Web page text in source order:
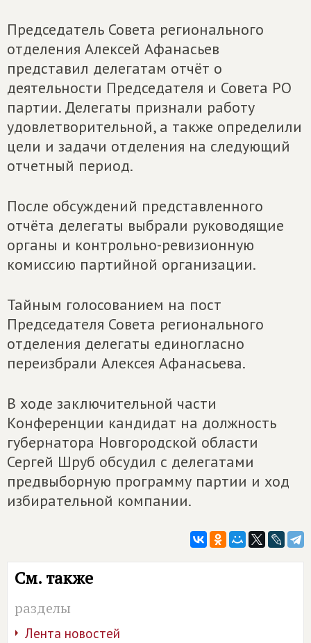
Председатель Совета регионального
отделения Алексей Афанасьев
представил делегатам отчёт о
деятельности Председателя и Совета РО
партии. Делегаты признали работу
удовлетворительной, а также определили
цели и задачи отделения на следующий
отчетный период.
После обсуждений представленного
отчёта делегаты выбрали руководящие
органы и контрольно-ревизионную
комиссию партийной организации.
Тайным голосованием на пост
Председателя Совета регионального
отделения делегаты единогласно
переизбрали Алексея Афанасьева.
В ходе заключительной части
Конференции кандидат на должность
губернатора Новгородской области
Сергей Шруб обсудил с делегатами
предвыборную программу партии и ход
избирательной компании.
См. также
разделы
Лента новостей